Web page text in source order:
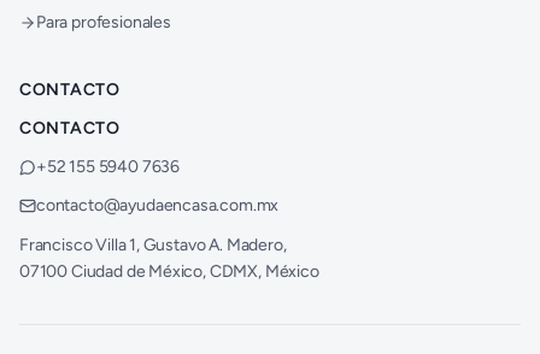
Para profesionales
CONTACTO
CONTACTO
+52 155 5940 7636
contacto@ayudaencasa.com.mx
Francisco Villa 1, Gustavo A. Madero,
07100 Ciudad de México, CDMX, México